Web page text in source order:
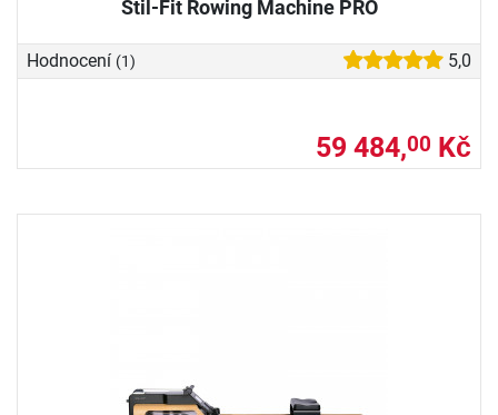
Stil-Fit Rowing Machine PRO
Hodnocení (1) 5,0
59 484,00 Kč